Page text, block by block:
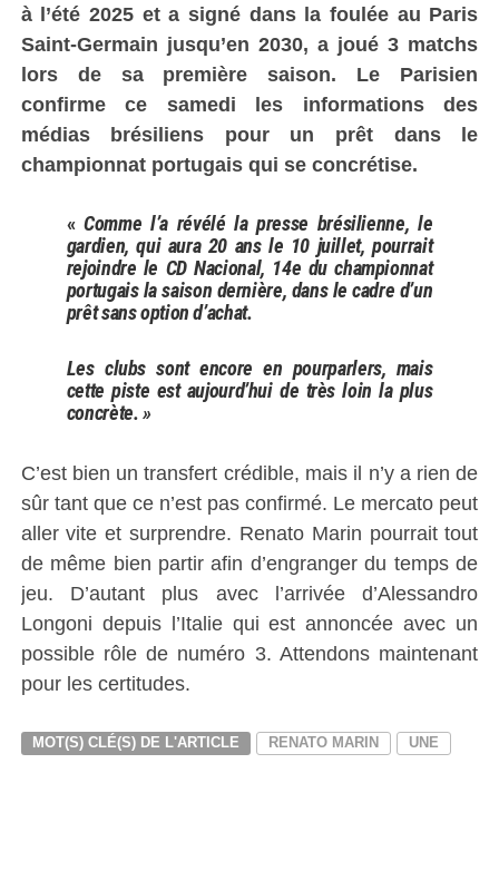
à l’été 2025 et a signé dans la foulée au Paris
Saint-Germain jusqu’en 2030, a joué 3 matchs
lors de sa première saison. Le Parisien
confirme ce samedi les informations des
médias brésiliens pour un prêt dans le
championnat portugais qui se concrétise.
«Comme l’a révélé la presse brésilienne, le
gardien, qui aura 20 ans le 10 juillet, pourrait
rejoindre le CD Nacional, 14e du championnat
portugais la saison dernière, dans le cadre d’un
prêt sans option d’achat.
Les clubs sont encore en pourparlers, mais
cette piste est aujourd’hui de très loin la plus
concrète. »
C’est bien un transfert crédible, mais il n’y a rien de
sûr tant que ce n’est pas confirmé. Le mercato peut
aller vite et surprendre. Renato Marin pourrait tout
de même bien partir afin d’engranger du temps de
jeu. D’autant plus avec l’arrivée d’Alessandro
Longoni depuis l’Italie qui est annoncée avec un
possible rôle de numéro 3. Attendons maintenant
pour les certitudes.
MOT(S) CLÉ(S) DE L'ARTICLE RENATO MARIN UNE